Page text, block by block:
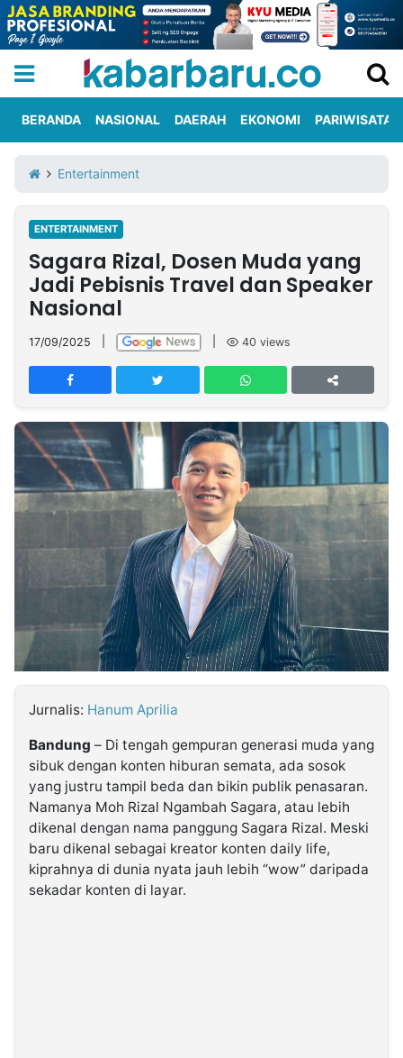
Iklan
Berita
Kami
Nasional
International
Olahraga
Entertainment
Daerah
Pariwisata
Kuliner
Kolom
Network
PT
TREETAN
INDONESIA
Partner
NTB
Time
IDN
Jogja
Rakyat
News
Notice
Baru
Kabarbaru.co
2026
BERANDA NASIONAL DAERAH EKONOMI PARIWISATA
Entertainment
ENTERTAINMENT
Sagara Rizal, Dosen Muda yang
Jadi Pebisnis Travel dan Speaker
Nasional
17/09/2025 40 views
Jurnalis: Hanum Aprilia
Bandung – Di tengah gempuran generasi muda yang
sibuk dengan konten hiburan semata, ada sosok
yang justru tampil beda dan bikin publik penasaran.
Namanya Moh Rizal Ngambah Sagara, atau lebih
dikenal dengan nama panggung Sagara Rizal. Meski
baru dikenal sebagai kreator konten daily life,
kiprahnya di dunia nyata jauh lebih “wow” daripada
sekadar konten di layar.